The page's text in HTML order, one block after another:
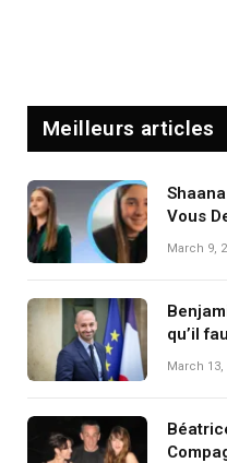
Meilleurs articles
Vous
March 9,
qu’il
et ses
March 13,